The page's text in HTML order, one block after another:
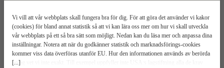
[...]
Vi vill att vår webbplats skall fungera bra för dig. För att göra det använder vi kakor
(cookies) för bland annat statistik så att vi kan lära oss mer om hur vi skall utveckla
vår webbplats på ett så bra sätt som möjligt. Nedan kan du läsa mer och anpassa dina
inställningar. Notera att när du godkänner statistik och marknadsförings-cookies
kommer viss data överföras utanför EU. Hur den informationen används av berörda
bolag vet vi inte exakt. Till exempel uppfyller inte USA:s lagstiftning alla de krav
Durabin 60
Stryktålig